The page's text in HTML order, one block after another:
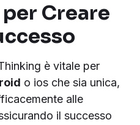
Creare
è vitale per
o ios che sia unica,
alle
il successo